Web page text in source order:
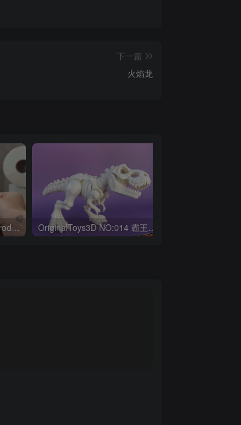
下一篇
火焰龙
青蛙卷纸盒LeHa Design Frodrick the Toilet Paper Dispenser OriginalToys3D NO:014 霸王龙骨架